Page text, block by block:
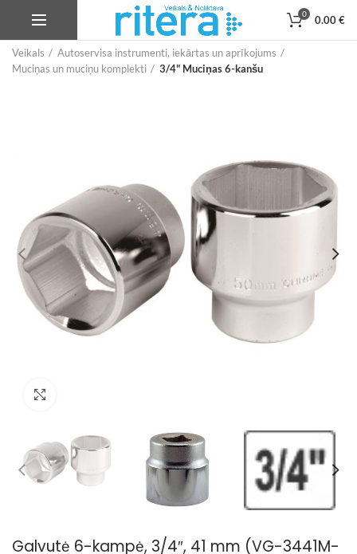
0 0.00€
Veikals
Autoservisa instrumenti, iekārtas un aprīkojums
Muciņas un muciņu komplekti
3/4" Muciņas 6-kanšu
Galvutė 6-kampė, 3/4″, 41 mm (VG-3441M-